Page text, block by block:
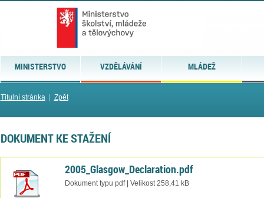
MINISTERSTVO VZDĚLÁVÁNÍ MLÁDEŽ
Titulní stránka| Zpět
DOKUMENT KE STAŽENÍ
2005_Glasgow_Declaration.pdf
Dokument typu pdf | Velikost 258,41 kB